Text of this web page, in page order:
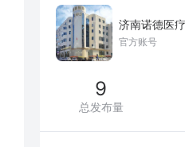
官方账号
9
总发布量